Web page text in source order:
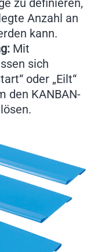
Anzahl an
kann.
Mit
sich
oder „Eilt“
den KANBAN-